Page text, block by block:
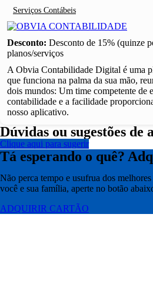
Serviços Contábeis
Desconto: Desconto de 15% (quinze
planos/serviços
A Obvia Contabilidade Digital é uma
que funciona na palma da sua mão,
dois mundos: Um time competente de
contabilidade e a facilidade
nosso aplicativo.
Dúvidas ou sugestões de
Clique aqui para sugerir
Tá esperando o quê?
Não perca tempo e usufrua dos
você e sua família, aperte no botão
ADQUIRIR CARTÃO